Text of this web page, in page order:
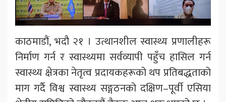
काठमाडौं, भदौ २१ । उत्थानशील स्वास्थ्य प्रणालीहरू
निर्माण गर्न र स्वास्थ्यमा सर्वव्यापी पहुँच हासिल गर्न
स्वास्थ्य क्षेत्रका नेतृत्व प्रदायकहरूको थप प्रतिबद्धताको
माग गर्दै विश्व स्वास्थ्य सङ्गठनको दक्षिण–पूर्वी एसिया